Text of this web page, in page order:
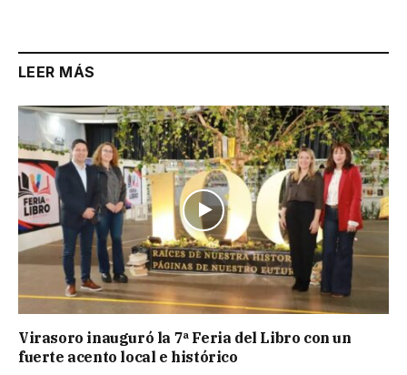
LEER MÁS
Virasoro inauguró la 7ª Feria del Libro con un
fuerte acento local e histórico